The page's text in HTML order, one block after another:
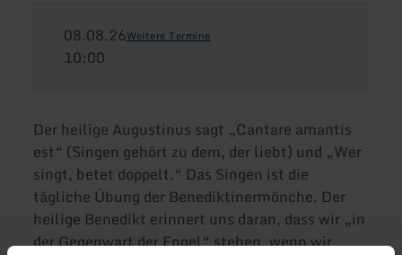
08.08.26Weitere Termine
10:00
Der heilige Augustinus sagt „Cantare amantis
est“ (Singen gehört zu dem, der liebt) und „Wer
singt, betet doppelt.“ Das Singen ist die
tägliche Übung der Benediktinermönche. Der
heilige Benedikt erinnert uns daran, dass wir „in
der Gegenwart der Engel“ stehen, wenn wir